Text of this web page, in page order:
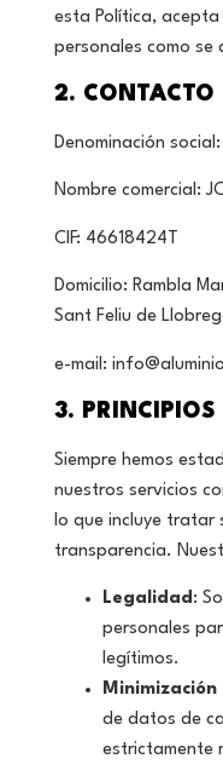
esta Política,
personales como se
2. CONTACTO
Denominación social:
Nombre comercial:
CIF: 46618424T
Domicilio: Rambla
Sant Feliu de
e-mail:
3. PRINCIPIOS
Siempre hemos
nuestros servicios
lo que incluye tratar
transparencia.
Legalidad:
personales
legítimos.
de datos de
estrictamente